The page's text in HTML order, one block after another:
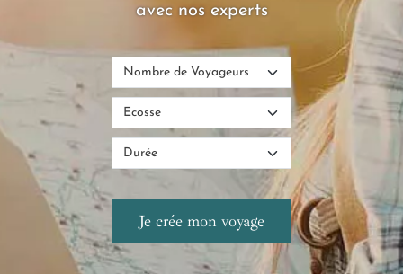
avec nos experts